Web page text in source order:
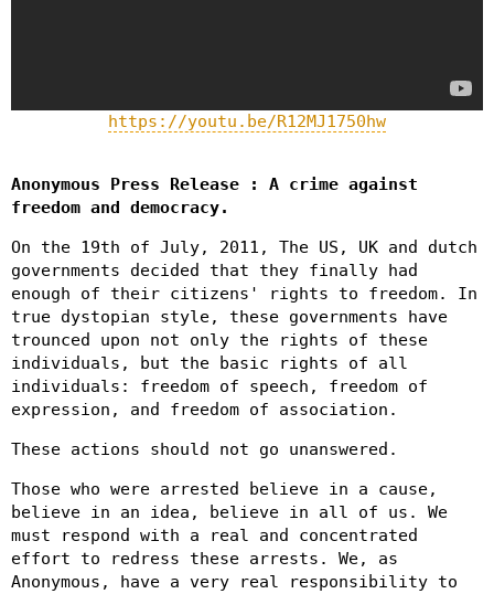
https://youtu.be/R12MJ1750hw
Anonymous Press Release : A crime against
freedom and democracy.
On the 19th of July, 2011, The US, UK and dutch
governments decided that they finally had
enough of their citizens' rights to freedom. In
true dystopian style, these governments have
trounced upon not only the rights of these
individuals, but the basic rights of all
individuals: freedom of speech, freedom of
expression, and freedom of association.
These actions should not go unanswered.
Those who were arrested believe in a cause,
believe in an idea, believe in all of us. We
must respond with a real and concentrated
effort to redress these arrests. We, as
Anonymous, have a very real responsibility to